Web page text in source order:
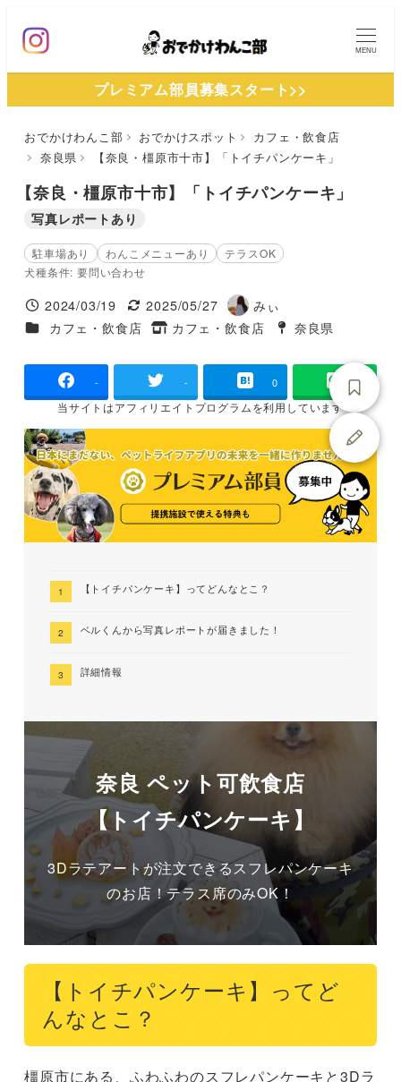
ン
MENU
プレミアム部員募集スタート>>
おでかけわんこ部 おでかけスポット
カフェ・飲食店
奈良県
【奈良・橿原市十市】「トイチパンケーキ」
【奈良・橿原市十市】「トイチパンケーキ」
写真レポートあり
駐車場あり わんこメニューあり
テラスOK
犬種条件: 要問い合わせ
投稿日
2024/03/19
更新日
2025/05/27
著
者
みぃ
施設ジャンル
カフェ・飲食店
タグ
カフェ・飲食店
タグ
奈良県
- - 0
当サイトはアフィリエイトプログラムを利用しています
【トイチパンケーキ】ってどんなとこ？
ベルくんから写真レポートが届きました！
詳細情報
奈良 ペット可飲食店
【トイチパンケーキ】
3Dラテアートが注文できるスフレパンケーキ
のお店！テラス席のみOK！
【トイチパンケーキ】ってど
んなとこ？
橿原市にある、ふわふわのスフレパンケーキと3Dラ